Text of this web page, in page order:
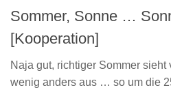
Sommer, Sonne …
[Kooperation]
Naja gut, richtiger Sommer sieht
wenig anders aus … so um die